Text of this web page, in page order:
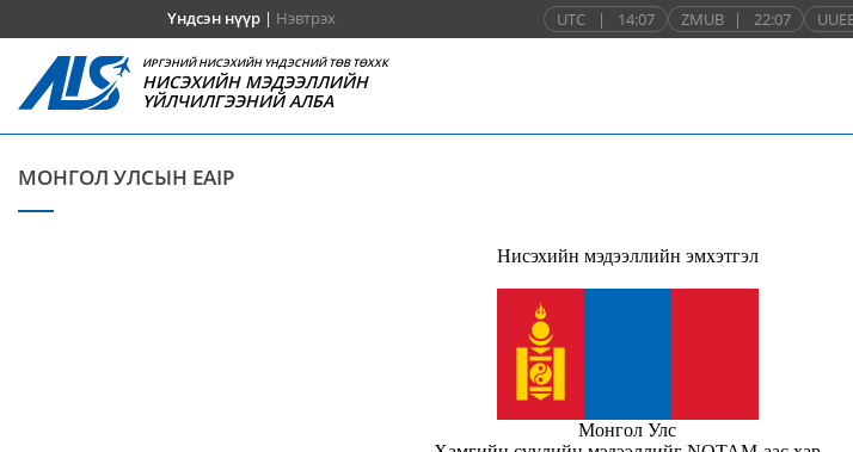
Үндсэн нүүр| Нэвтрэх UTC | 14:07 ZMUB | 22:07
ИРГЭНИЙ НИСЭХИЙН ҮНДЭСНИЙ ТӨВ ТӨХХК
НИСЭХИЙН МЭДЭЭЛЛИЙН
ҮЙЛЧИЛГЭЭНИЙ АЛБА
МОНГОЛ УЛСЫН EAIP